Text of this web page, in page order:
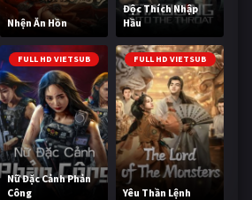
Nhện Ăn Hồn
Độc Thích Nhập
Hầu
FULL HD VIETSUB
Nữ Đặc Cảnh Phản
Công
FULL HD VIETSUB
Yêu Thần Lệnh